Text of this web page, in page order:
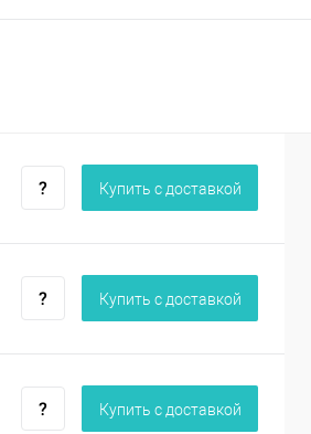
Купить c доставкой
Купить c доставкой
Купить c доставкой